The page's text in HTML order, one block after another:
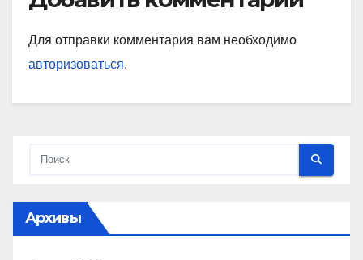
Для отправки комментария вам необходимо
авторизоваться.
Архивы